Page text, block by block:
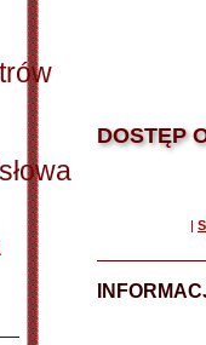
DOSTĘP
|